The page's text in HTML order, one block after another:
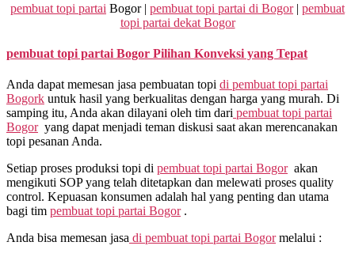
pembuat topi partai Bogor | pembuat topi partai di Bogor| pembuat
topi partai dekat Bogor
pembuat topi partai Bogor Pilihan Konveksi yang Tepat
Anda dapat memesan jasa pembuatan topi di pembuat topi partai
Bogork untuk hasil yang berkualitas dengan harga yang murah. Di
samping itu, Anda akan dilayani oleh tim dari pembuat topi partai
Bogoryang dapat menjadi teman diskusi saat akan merencanakan
topi pesanan Anda.
Setiap proses produksi topi di pembuat topi partai Bogorakan
mengikuti SOP yang telah ditetapkan dan melewati proses quality
control. Kepuasan konsumen adalah hal yang penting dan utama
bagi tim pembuat topi partai Bogor.
Anda bisa memesan jasa di pembuat topi partai Bogormelalui :